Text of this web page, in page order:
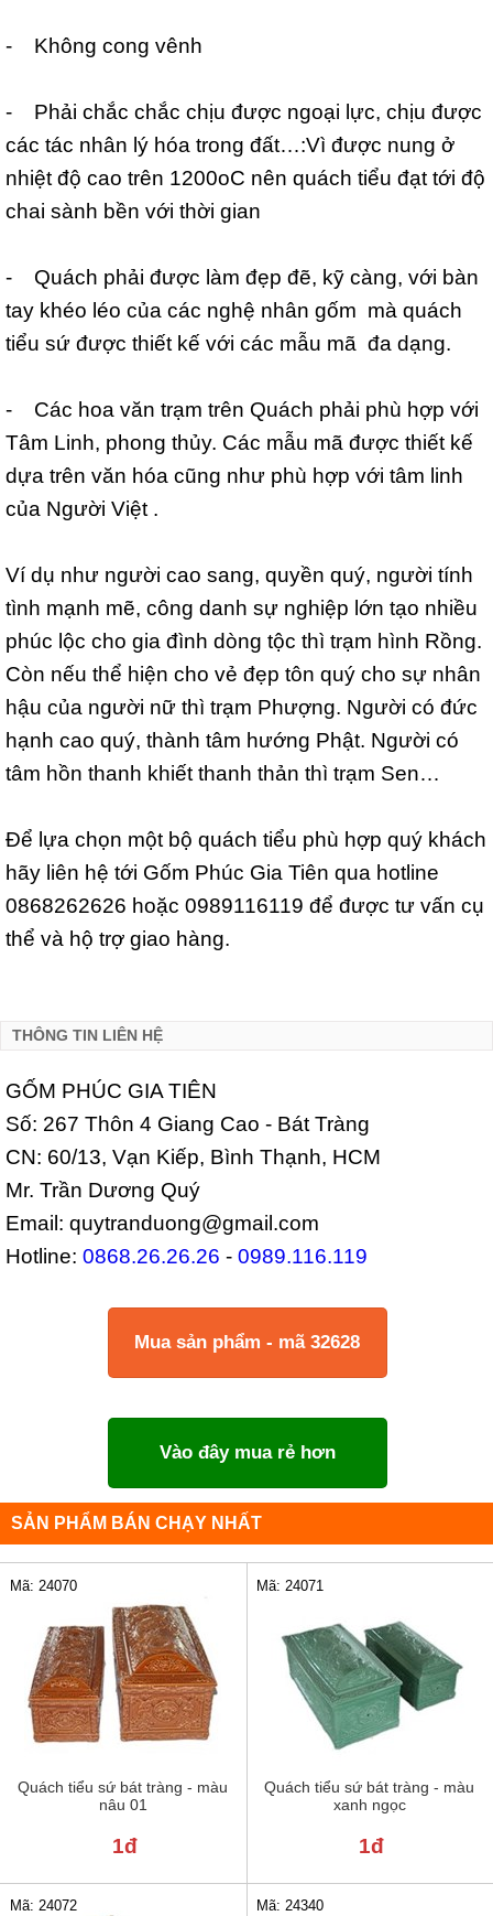
- Không cong vênh
- Phải chắc chắc chịu được ngoại lực, chịu được
các tác nhân lý hóa trong đất…:Vì được nung ở
nhiệt độ cao trên 1200oC nên quách tiểu đạt tới độ
chai sành bền với thời gian
- Quách phải được làm đẹp đẽ, kỹ càng, với bàn
tay khéo léo của các nghệ nhân gốm mà quách
tiểu sứ được thiết kế với các mẫu mã đa dạng.
- Các hoa văn trạm trên Quách phải phù hợp với
Tâm Linh, phong thủy. Các mẫu mã được thiết kế
dựa trên văn hóa cũng như phù hợp với tâm linh
của Người Việt .
Ví dụ như người cao sang, quyền quý, người tính
tình mạnh mẽ, công danh sự nghiệp lớn tạo nhiều
phúc lộc cho gia đình dòng tộc thì trạm hình Rồng.
Còn nếu thể hiện cho vẻ đẹp tôn quý cho sự nhân
hậu của người nữ thì trạm Phượng. Người có đức
hạnh cao quý, thành tâm hướng Phật. Người có
tâm hồn thanh khiết thanh thản thì trạm Sen…
Để lựa chọn một bộ quách tiểu phù hợp quý khách
hãy liên hệ tới Gốm Phúc Gia Tiên qua hotline
0868262626 hoặc 0989116119 để được tư vấn cụ
thể và hộ trợ giao hàng.
THÔNG TIN LIÊN HỆ
GỐM PHÚC GIA TIÊN
Số: 267 Thôn 4 Giang Cao - Bát Tràng
CN: 60/13, Vạn Kiếp, Bình Thạnh, HCM
Mr. Trần Dương Quý
Email: quytranduong@gmail.com
Hotline: 0868.26.26.26 - 0989.116.119
Mua sản phẩm - mã 32628
Vào đây mua rẻ hơn
SẢN PHẨM BÁN CHẠY NHẤT
Quách tiểu sứ bát tràng - màu
nâu 01
Mã: 24070
1đ
Quách tiểu sứ bát tràng - màu
xanh ngọc
Mã: 24071
1đ
Mã: 24072 Mã: 24340